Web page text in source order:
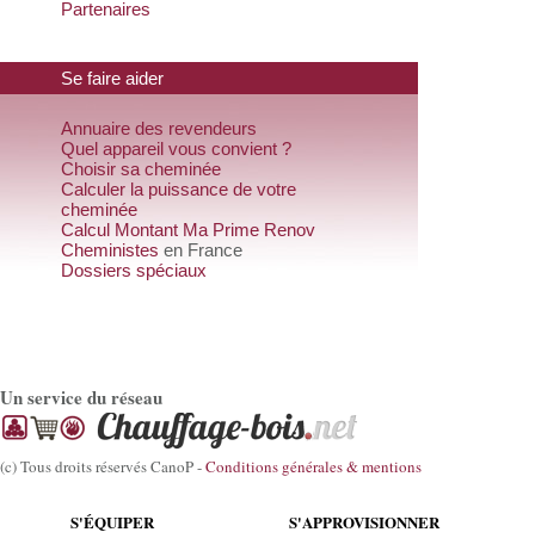
Partenaires
Se faire aider
Annuaire des revendeurs
Quel appareil vous convient ?
Choisir sa cheminée
Calculer la puissance de votre
cheminée
Calcul Montant Ma Prime Renov
Cheministes en France
Dossiers spéciaux
Un service du réseau
(c) Tous droits réservés CanoP -Conditions générales & mentions
S'ÉQUIPER S'APPROVISIONNER